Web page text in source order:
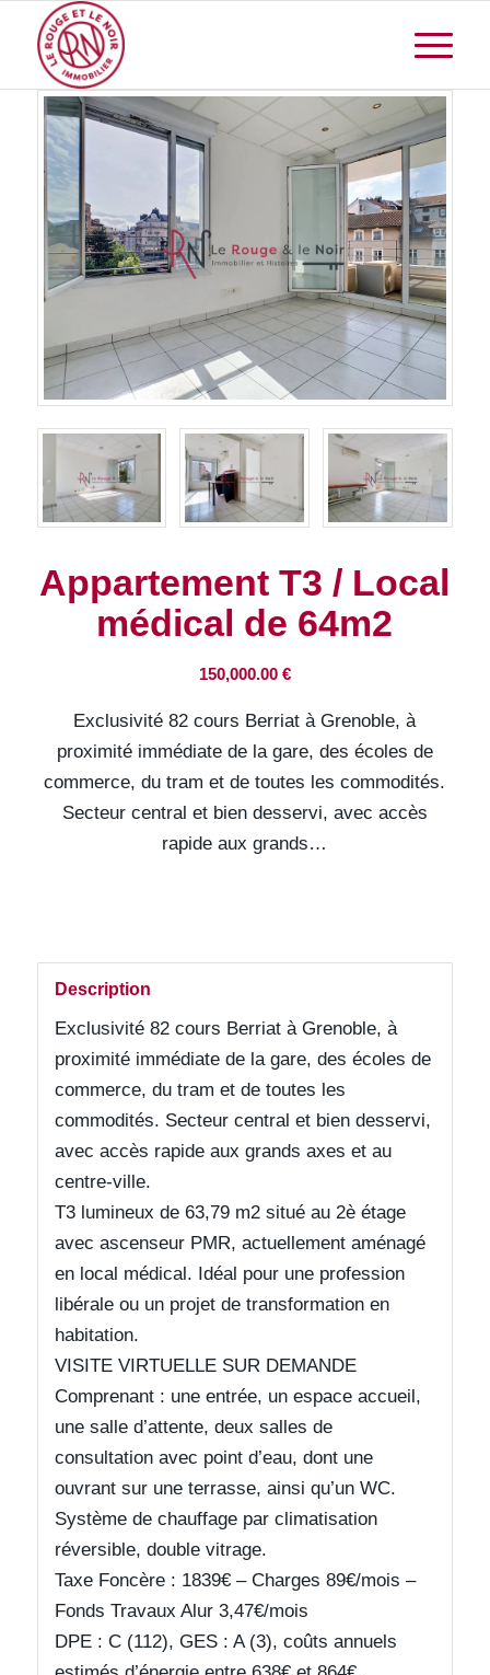
Appartement T3 / Local
médical de 64m2
150,000.00 €
Exclusivité 82 cours Berriat à Grenoble, à
proximité immédiate de la gare, des écoles de
commerce, du tram et de toutes les commodités.
Secteur central et bien desservi, avec accès
rapide aux grands…
Description
Exclusivité 82 cours Berriat à Grenoble, à
proximité immédiate de la gare, des écoles de
commerce, du tram et de toutes les
commodités. Secteur central et bien desservi,
avec accès rapide aux grands axes et au
centre-ville.
T3 lumineux de 63,79 m2 situé au 2è étage
avec ascenseur PMR, actuellement aménagé
en local médical. Idéal pour une profession
libérale ou un projet de transformation en
habitation.
VISITE VIRTUELLE SUR DEMANDE
Comprenant : une entrée, un espace accueil,
une salle d’attente, deux salles de
consultation avec point d’eau, dont une
ouvrant sur une terrasse, ainsi qu’un WC.
Système de chauffage par climatisation
réversible, double vitrage.
Taxe Foncère : 1839€ – Charges 89€/mois –
Fonds Travaux Alur 3,47€/mois
DPE : C (112), GES : A (3), coûts annuels